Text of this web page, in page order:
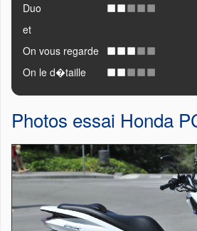
Duo
et
On vous regarde
On le d�taille
Photos essai Honda